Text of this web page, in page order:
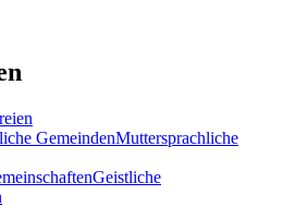
Muttersprachliche
Geistliche